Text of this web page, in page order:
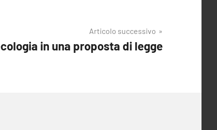
Articolo successivo
in una proposta di legge